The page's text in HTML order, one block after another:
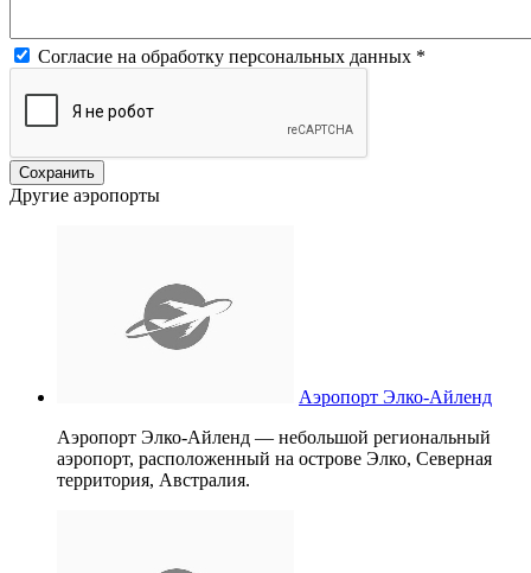
Согласие на обработку персональных данных *
Другие аэропорты
Аэропорт Элко-Айленд
Аэропорт Элко-Айленд — небольшой региональный
аэропорт, расположенный на острове Элко, Северная
территория, Австралия.